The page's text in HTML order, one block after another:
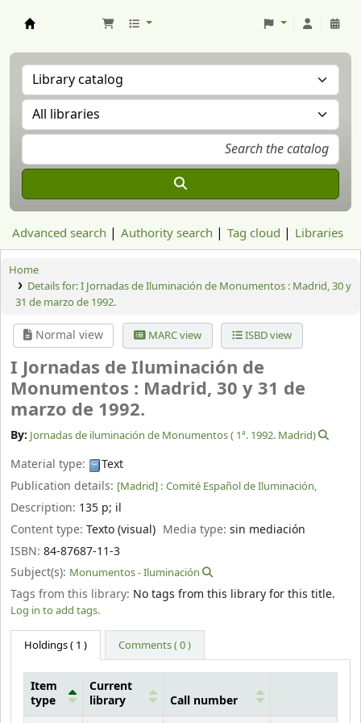
Advanced search Authority search Tag cloud Libraries
Home
Details for:I Jornadas de Iluminación de Monumentos : Madrid, 30 y
31 de marzo de 1992.
Normal view MARC view ISBD view
I Jornadas de Iluminación de
Monumentos : Madrid, 30 y 31 de
marzo de 1992.
By: Jornadas de iluminación de Monumentos ( 1ª. 1992. Madrid)
Material type:
Text
Publication details: [Madrid] : Comité Español de Iluminación,
Description: 135 p; il
Content type: Texto (visual) Media type:sin mediación
ISBN: 84-87687-11-3
Subject(s): Monumentos - Iluminación
Tags from this library: No tags from this library for this title.
Log in to add tags.
Holdings( 1 ) Comments ( 0 )
Item
type
Current
library
Call number